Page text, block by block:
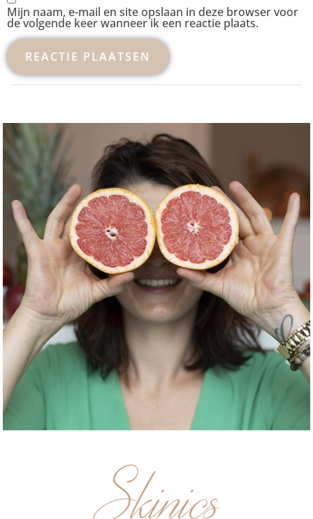
Mijn naam, e-mail en site opslaan in deze browser voor
de volgende keer wanneer ik een reactie plaats.